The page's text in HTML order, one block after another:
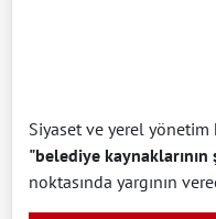
Siyaset ve yerel
"belediye
noktasında yargının